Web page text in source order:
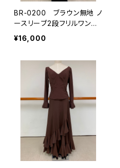
BR-0200 ブラウン無地 ノ
ースリーブ2段フリルワンピ
ース
¥16,000